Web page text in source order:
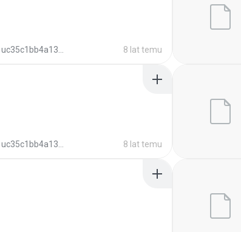
uc35c1bb4a1304fb5a08f6921344c03d7 8 lat temu
uc35c1bb4a1304fb5a08f6921344c03d7 8 lat temu